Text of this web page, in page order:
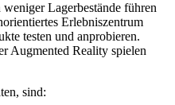
Lagerbestände führen
Erlebniszentrum
testen und anprobieren.
Augmented Reality spielen
sind: